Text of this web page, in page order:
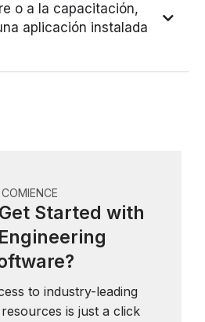
o a la capacitación,
aplicación instalada
COMIENCE
Started with
to industry-leading
is just a click